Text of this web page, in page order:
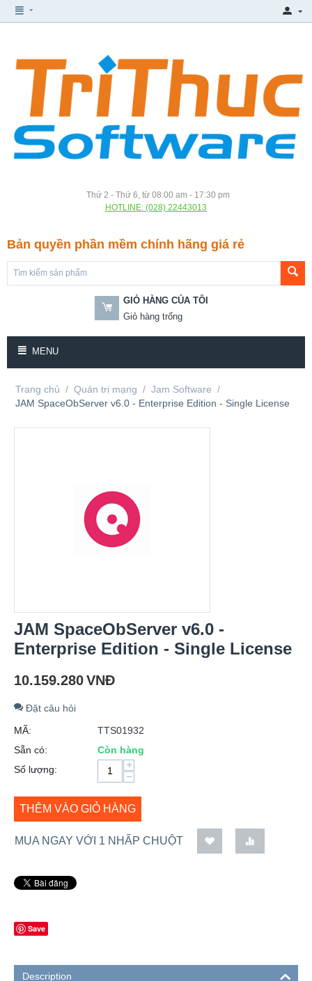
Thứ 2 - Thứ 6, từ 08:00 am - 17:30 pm
HOTLINE: (028) 22443013
Bản quyền phần mềm chính hãng giá rẻ
GIỎ HÀNG CỦA TÔI
Giỏ hàng trống
MENU
Trang chủ / Quản trị mạng / Jam Software /
JAM SpaceObServer v6.0 - Enterprise Edition - Single License
JAM SpaceObServer v6.0 -
Enterprise Edition - Single License
10.159.280VNĐ
Đặt câu hỏi
MÃ:
TTS01932
Sẵn có:
Còn hàng
Số lượng:
+
−
THÊM VÀO GIỎ HÀNG
MUA NGAY VỚI 1 NHẤP CHUỘT
Save
Description